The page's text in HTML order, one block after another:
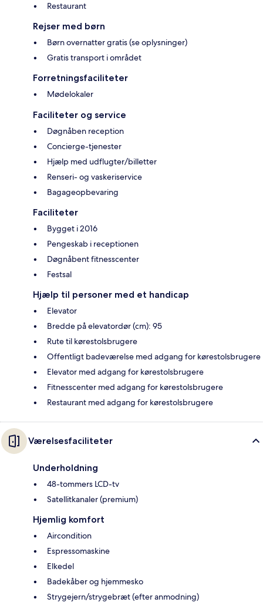
Restaurant
Rejser med børn
Børn overnatter gratis (se oplysninger)
Gratis transport i området
Forretningsfaciliteter
Mødelokaler
Faciliteter og service
Døgnåben reception
Concierge-tjenester
Hjælp med udflugter/billetter
Renseri- og vaskeriservice
Bagageopbevaring
Faciliteter
Bygget i 2016
Pengeskab i receptionen
Døgnåbent fitnesscenter
Festsal
Hjælp til personer med et handicap
Elevator
Bredde på elevatordør (cm): 95
Rute til kørestolsbrugere
Offentligt badeværelse med adgang for kørestolsbrugere
Elevator med adgang for kørestolsbrugere
Fitnesscenter med adgang for kørestolsbrugere
Restaurant med adgang for kørestolsbrugere
Værelsesfaciliteter
Underholdning
48-tommers LCD-tv
Satellitkanaler (premium)
Hjemlig komfort
Aircondition
Espressomaskine
Elkedel
Badekåber og hjemmesko
Strygejern/strygebræt (efter anmodning)